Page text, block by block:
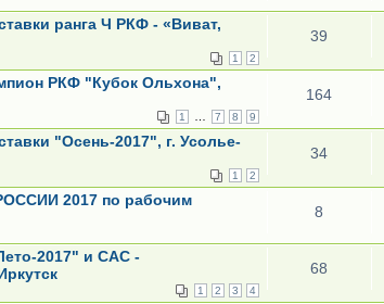
ранга Ч РКФ - «Виват,
1 2
39
РКФ "Кубок Ольхона",
1 7 8 9
164
"Осень-2017", г. Усолье-
1 2
34
2017 по рабочим
8
2017" и САС -
1 2 3 4
68